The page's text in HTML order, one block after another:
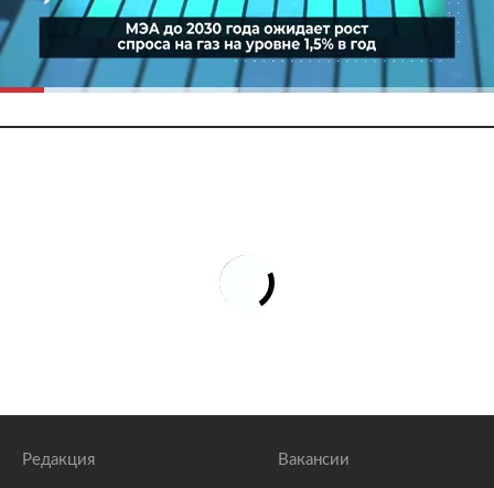
Редакция Вакансии